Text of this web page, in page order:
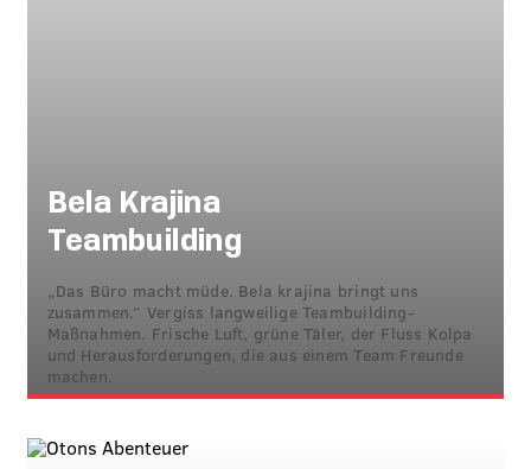
Bela Krajina
Teambuilding
„Das Büro macht müde. Bela krajina bringt uns
zusammen.“ Vergiss langweilige Teambuilding-
Maßnahmen. Frische Luft, grüne Täler, der Fluss Kolpa
und Herausforderungen, die aus einem Team Freunde
machen.